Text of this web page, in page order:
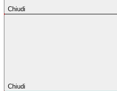
Chiudi
Chiudi